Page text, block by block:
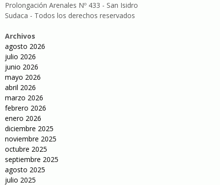
Prolongación Arenales Nº 433 - San Isidro
Sudaca - Todos los derechos reservados
Archivos
agosto 2026
julio 2026
junio 2026
mayo 2026
abril 2026
marzo 2026
febrero 2026
enero 2026
diciembre 2025
noviembre 2025
octubre 2025
septiembre 2025
agosto 2025
julio 2025